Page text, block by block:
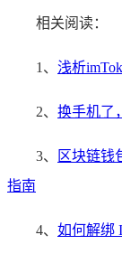
相关阅读：
1、 浅析
2、 换手机了
3、
区块链钱
指南
4、 如何解绑